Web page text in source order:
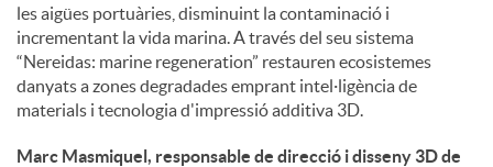
les aigües portuàries, disminuint la contaminació i
incrementant la vida marina. A través del seu sistema
“Nereidas: marine regeneration” restauren ecosistemes
danyats a zones degradades emprant intel·ligència de
materials i tecnologia d'impressió additiva 3D.
Marc Masmiquel, responsable de direcció i disseny 3D de